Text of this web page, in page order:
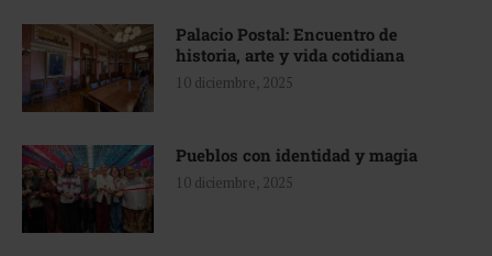
Palacio Postal: Encuentro de
historia, arte y vida cotidiana
10 diciembre, 2025
Pueblos con identidad y magia
10 diciembre, 2025